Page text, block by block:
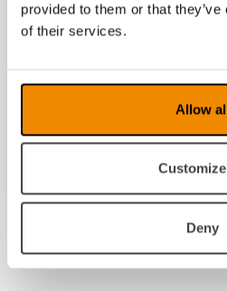
provided to them or that
of their services.
Allow
Customize
Deny
Daylight LED